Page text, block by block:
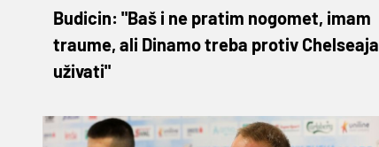
Budicin: "Baš i ne pratim nogomet, imam
traume, ali Dinamo treba protiv Chelseaja
uživati"